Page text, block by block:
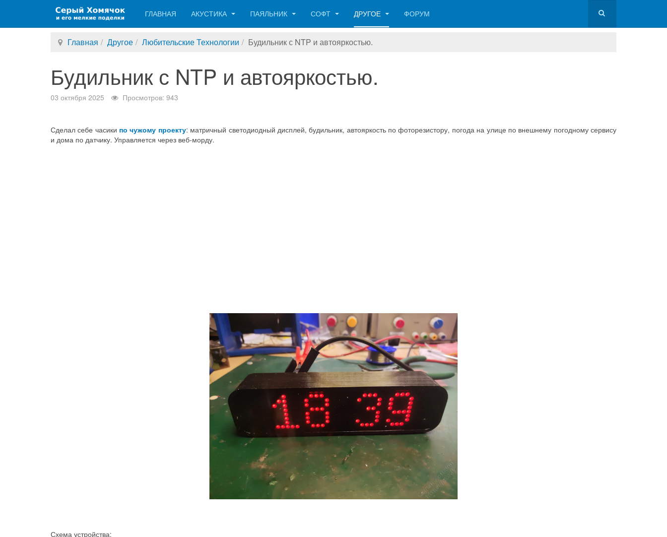
ГЛАВНАЯ АКУСТИКА ПАЯЛЬНИК СОФТ ДРУГОЕ ФОРУМ
Главная Другое Любительские Технологии Будильник с NTP и автояркостью.
Будильник с NTP и автояркостью.
03 октября 2025 Просмотров: 943
Сделал себе часики по чужому проекту: матричный светодиодный дисплей, будильник, автояркость по фоторезистору, погода на улице по внешнему погодному сервису
и дома по датчику. Управляется через веб-морду.
Схема устройства: